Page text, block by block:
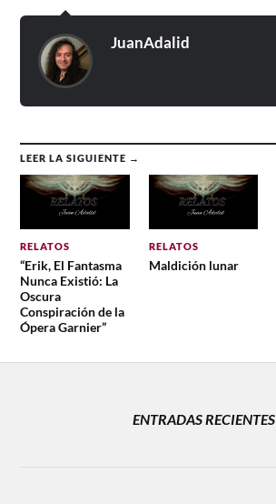
JuanAdalid
LEER LA SIGUIENTE →
RELATOS
“Erik, El Fantasma
Nunca Existió: La
Oscura
Conspiración de la
Ópera Garnier”
RELATOS
Maldición lunar
ENTRADAS RECIENTES